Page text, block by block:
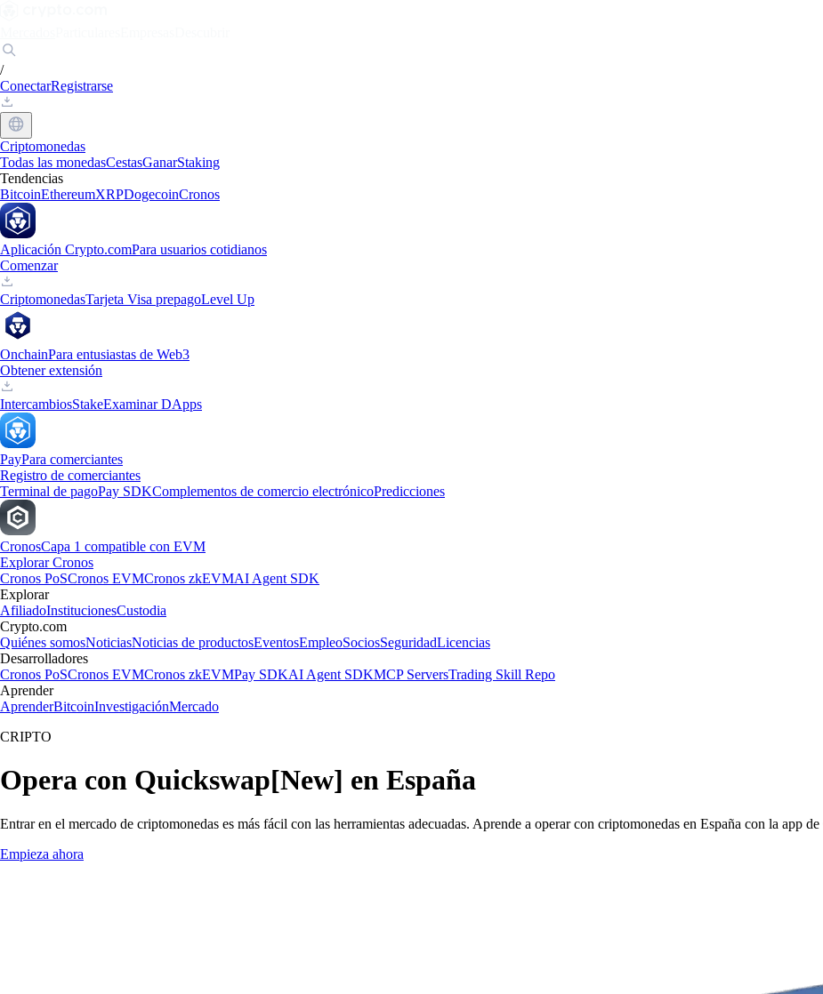
/
ConectarRegistrarse
Criptomonedas
Todas las monedasCestasGanarStaking
Tendencias
BitcoinEthereumXRPDogecoinCronos
Aplicación Crypto.comPara usuarios cotidianos
Comenzar
CriptomonedasTarjeta Visa prepagoLevel Up
OnchainPara entusiastas de Web3
Obtener extensión
IntercambiosStakeExaminar DApps
PayPara comerciantes
Registro de comerciantes
Terminal de pagoPay SDKComplementos de comercio electrónicoPredicciones
CronosCapa 1 compatible con EVM
Explorar Cronos
Cronos PoSCronos EVMCronos zkEVMAI Agent SDK
Explorar
AfiliadoInstitucionesCustodia
Crypto.com
Quiénes somosNoticiasNoticias de productosEventosEmpleoSociosSeguridadLicencias
Desarrolladores
Cronos PoSCronos EVMCronos zkEVMPay SDKAI Agent SDKMCP ServersTrading Skill Repo
Aprender
AprenderBitcoinInvestigaciónMercado
CRIPTO
Opera con Quickswap[New] en España
Entrar en el mercado de criptomonedas es más fácil con las herramientas adecuadas. Aprende a operar con criptomonedas en España con la app
Empieza ahora